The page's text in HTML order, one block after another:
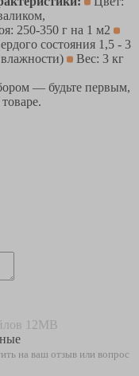
250-350 г на 1 м2
состояния 1,5 - 3
Вес: 3 кг
— будьте первым,
12MB
на ваш отзыв или вопрос